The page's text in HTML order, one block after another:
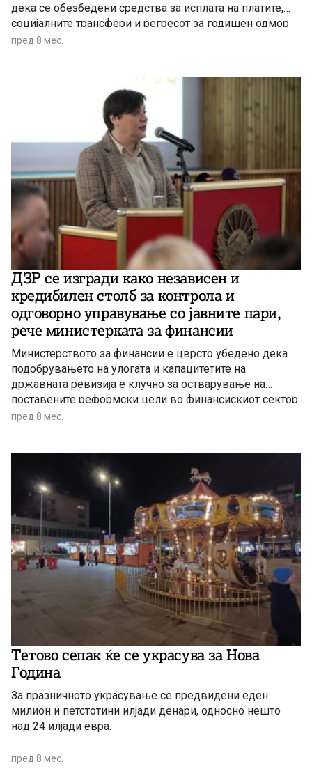
дека се обезбедени средства за исплата на платите,
социјалните трансфери и регресот за годишен одмор
(К-15) за вработените во јавната администрација.
пред 8 мес.
ДЗР се изгради како независен и
кредибилен столб за контрола и
одговорно управување со јавните пари,
рече министерката за финансии
Министерството за финансии е цврсто убедено дека
подобрувањето на улогата и капацитетите на
државната ревизија е клучно за остварување на
поставените реформски цели во финансискиот сектор
за подобро и поодговорно управување со јавните
ефикасноста и транспарентноста на системот.
пред 8 мес.
Тетово сепак ќе се украсува за Нова
Година
За празничното украсување се предвидени еден
милион и петстотини илјади денари, односно нешто
над 24 илјади евра.
пред 8 мес.